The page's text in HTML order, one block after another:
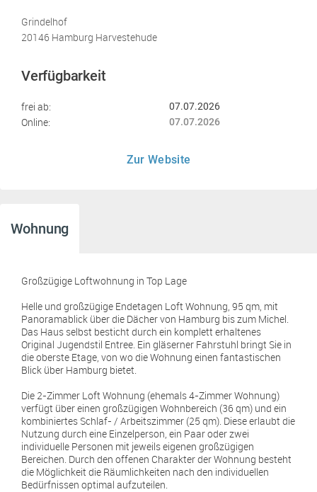
Grindelhof
20146 Hamburg Harvestehude
Verfügbarkeit
frei ab: 07.07.2026
Online: 07.07.2026
Zur Website
Wohnung
Großzügige Loftwohnung in Top Lage
Helle und großzügige Endetagen Loft Wohnung, 95 qm, mit
Panoramablick über die Dächer von Hamburg bis zum Michel.
Das Haus selbst besticht durch ein komplett erhaltenes
Original Jugendstil Entree. Ein gläserner Fahrstuhl bringt Sie in
die oberste Etage, von wo die Wohnung einen fantastischen
Blick über Hamburg bietet.
Die 2-Zimmer Loft Wohnung (ehemals 4-Zimmer Wohnung)
verfügt über einen großzügigen Wohnbereich (36 qm) und ein
kombiniertes Schlaf- / Arbeitszimmer (25 qm). Diese erlaubt die
Nutzung durch eine Einzelperson, ein Paar oder zwei
individuelle Personen mit jeweils eigenen großzügigen
Bereichen. Durch den offenen Charakter der Wohnung besteht
die Möglichkeit die Räumlichkeiten nach den individuellen
Bedürfnissen optimal aufzuteilen.